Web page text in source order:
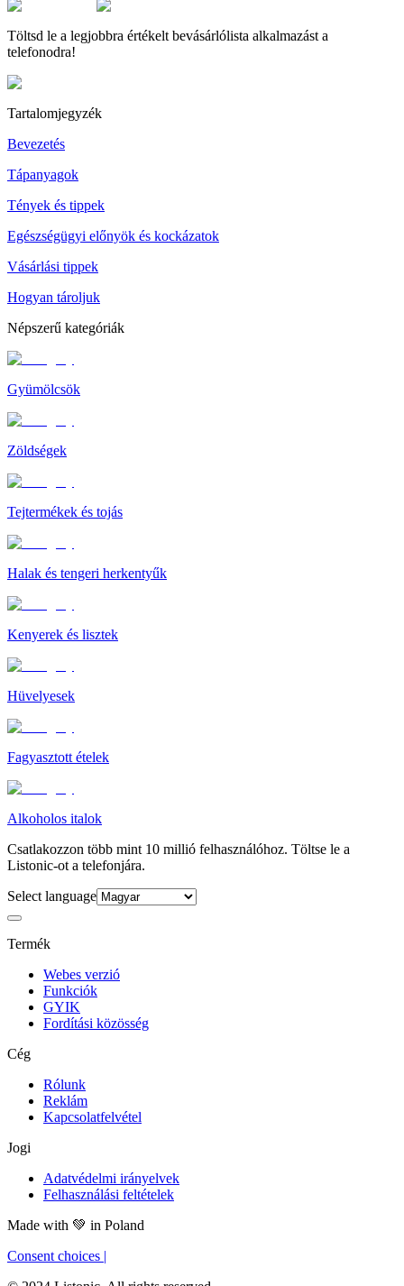
Töltsd le a legjobbra értékelt bevásárlólista alkalmazást a
telefonodra!
Tartalomjegyzék
Bevezetés
Tápanyagok
Tények és tippek
Egészségügyi előnyök és kockázatok
Vásárlási tippek
Hogyan tároljuk
Népszerű kategóriák
Gyümölcsök
Zöldségek
Tejtermékek és tojás
Halak és tengeri herkentyűk
Kenyerek és lisztek
Hüvelyesek
Fagyasztott ételek
Alkoholos italok
Csatlakozzon több mint 10 millió felhasználóhoz. Töltse le a
Listonic-ot a telefonjára.
Select language
Termék
Webes verzió
Funkciók
GYIK
Fordítási közösség
Cég
Rólunk
Reklám
Kapcsolatfelvétel
Jogi
Adatvédelmi irányelvek
Felhasználási feltételek
Made with 💚 in Poland
Consent choices |